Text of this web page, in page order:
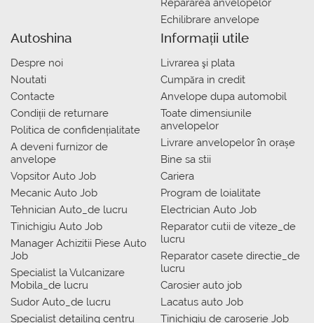
Echilibrare anvelope
Autoshina
Despre noi
Noutati
Contacte
Condiții de returnare
Politica de confidențialitate
A deveni furnizor de
anvelope
Vopsitor Auto Job
Mecanic Auto Job
Tehnician Auto_de lucru
Tinichigiu Auto Job
Manager Achizitii Piese Auto
Job
Specialist la Vulcanizare
Mobila_de lucru
Sudor Auto_de lucru
Specialist detailing centru
Informații utile
Livrarea şi plata
Сumpăra in credit
Anvelope dupa automobil
Toate dimensiunile
anvelopelor
Livrare anvelopelor în orașe
Bine sa stii
Cariera
Program de loialitate
Electrician Auto Job
Reparator cutii de viteze_de
lucru
Reparator casete directie_de
lucru
Carosier auto job
Lacatus auto Job
Tinichigiu de caroserie Job